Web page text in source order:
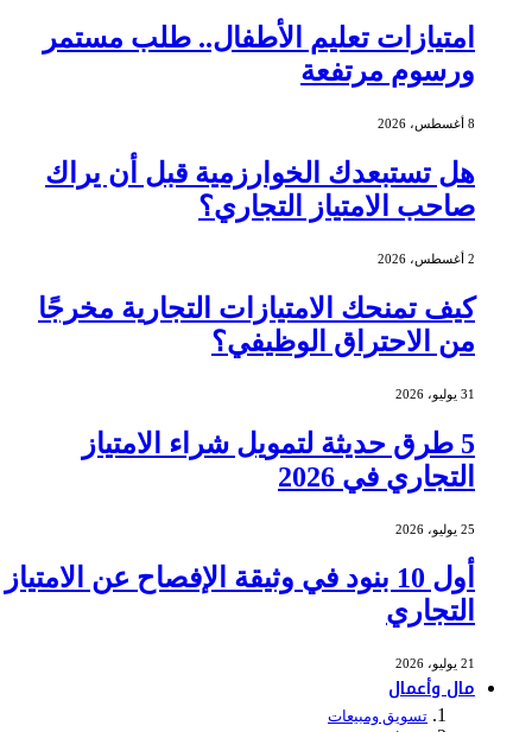
امتيازات تعليم الأطفال.. طلب مستمر
ورسوم مرتفعة
8 أغسطس، 2026
هل تستبعدك الخوارزمية قبل أن يراك
صاحب الامتياز التجاري؟
2 أغسطس، 2026
كيف تمنحك الامتيازات التجارية مخرجًا
من الاحتراق الوظيفي؟
31 يوليو، 2026
5 طرق حديثة لتمويل شراء الامتياز
التجاري في 2026
25 يوليو، 2026
أول 10 بنود في وثيقة الإفصاح عن الامتياز
التجاري
21 يوليو، 2026
مال وأعمال
تسويق ومبيعات